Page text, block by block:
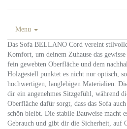
Menu
Das Sofa BELLANO Cord vereint
Komfort, um deinem Zuhause das
fein gewebten Oberfläche und dem
Holzgestell punktet es nicht nur optisch,
hochwertigen, langlebigen Materialien.
dir ein angenehmes Sitzgefühl, während
Oberfläche dafür sorgt, dass das Sofa
schön bleibt. Die stabile Bauweise macht
Gebrauch und gibt dir die Sicherheit, auf